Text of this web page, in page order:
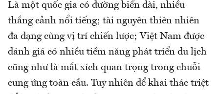
Là một quốc gia có đường biển dài, nhiều
thắng cảnh nổi tiếng; tài nguyên thiên nhiên
đa dạng cùng vị trí chiến lược; Việt Nam được
đánh giá có nhiều tiềm năng phát triển du lịch
cũng như là mắt xích quan trọng trong chuỗi
cung ứng toàn cầu. Tuy nhiên để khai thác triệt